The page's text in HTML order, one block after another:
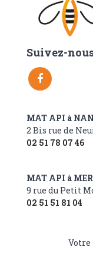
Suivez-
MAT API à
2 Bis rue de
02 51 78 07 46
MAT API à
9 rue du Petit
02 51 51 81 04
Votre